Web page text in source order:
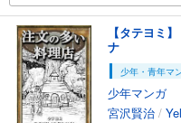
【タテヨミ
ナ
少年・青年マ
少年マンガ
宮沢賢治 /